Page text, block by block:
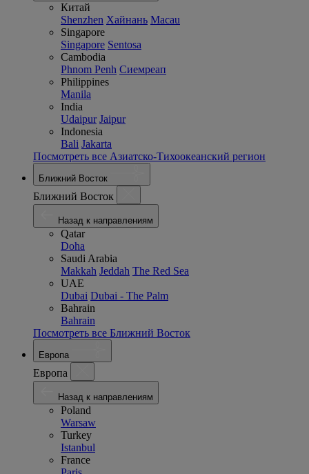
Китай
Shenzhen Хайнань Macau
Singapore
Singapore Sentosa
Cambodia
Phnom Penh Сиемреап
Philippines
Manila
India
Udaipur Jaipur
Indonesia
Bali Jakarta
Посмотреть все Азиатско-Тихоокеанский регион
Ближний Восток
Ближний Восток
Назад к направлениям
Qatar
Doha
Saudi Arabia
Makkah Jeddah The Red Sea
UAE
Dubai Dubai - The Palm
Bahrain
Bahrain
Посмотреть все Ближний Восток
Европа
Европа
Назад к направлениям
Poland
Warsaw
Turkey
Istanbul
France